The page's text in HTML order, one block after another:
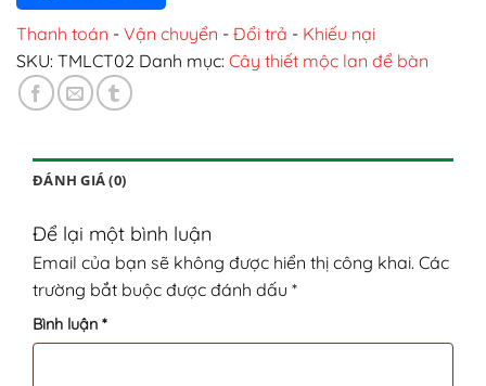
Thanh toán - Vận chuyển - Đổi trả - Khiếu nại
SKU: TMLCT02 Danh mục: Cây thiết mộc lan để bàn
ĐÁNH GIÁ (0)
Để lại một bình luận
Email của bạn sẽ không được hiển thị công khai. Các
trường bắt buộc được đánh dấu *
Bình luận *